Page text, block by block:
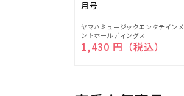
月号
販
売
元:
ヤマハミュージックエンタテインメ
ントホールディングス
通常価格
1,430 円（税込）